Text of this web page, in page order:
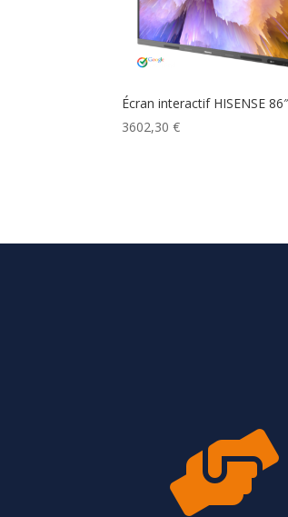
Écran interactif HISENSE
3602,30€
